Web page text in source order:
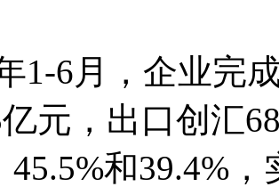
6月，企业完成
亿元，出口创汇
45.5%和39.4%